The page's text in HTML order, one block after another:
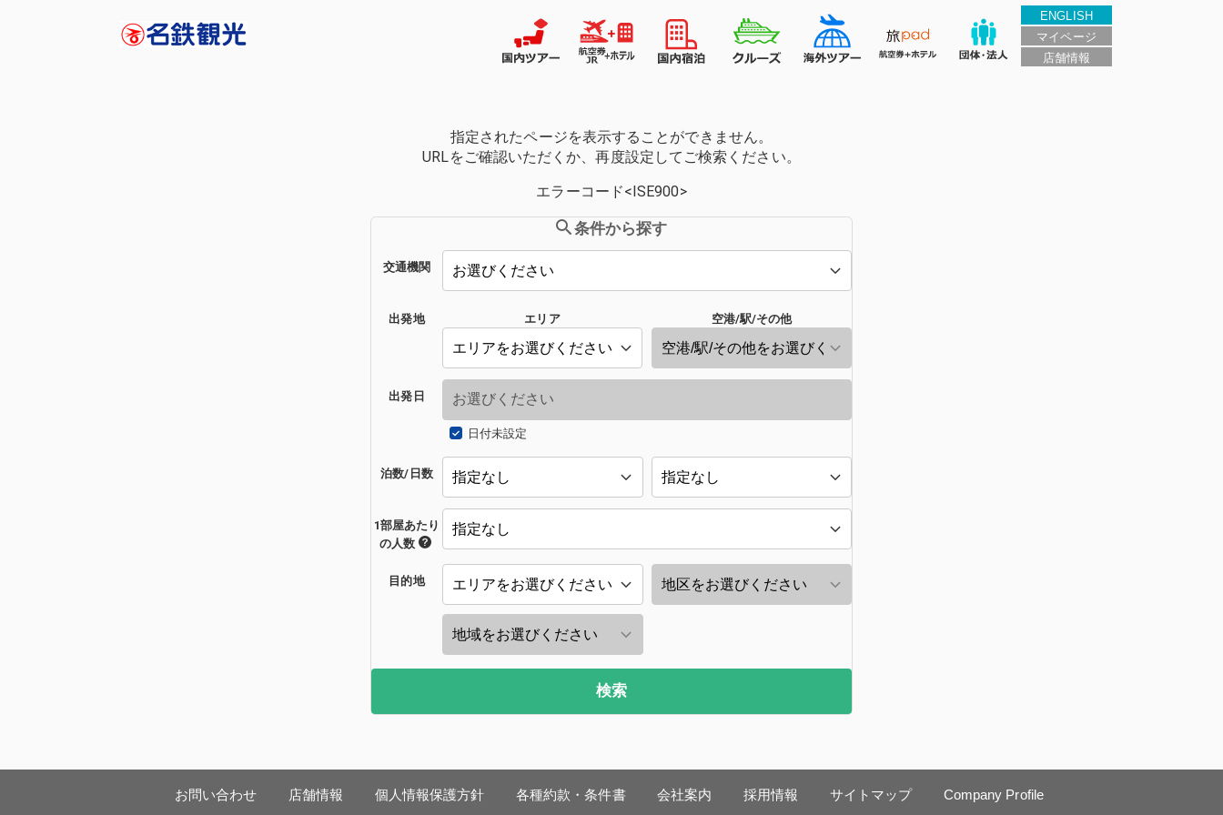
ENGLISH
マイページ
店舗情報
指定されたページを表示することができません。
URLをご確認いただくか、再度設定してご検索ください。
エラーコード<ISE900>
条件から探す
交通機関
出発地 エリア 空港/駅/その他
出発日
日付未設定
泊数/日数
1部屋あたり
の人数
目的地
検索
お問い合わせ 店舗情報 個人情報保護方針 各種約款・条件書 会社案内 採用情報 サイトマップ Company Profile